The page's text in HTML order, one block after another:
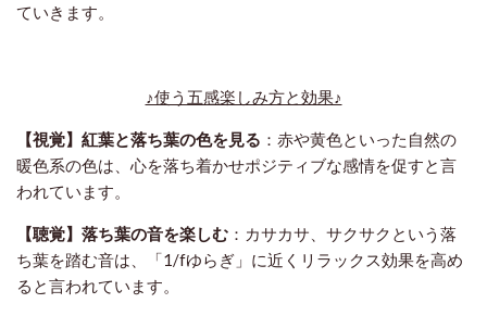
ていきます。
♪使う五感楽しみ方と効果♪
【視覚】 紅葉と落ち葉の色を見る ：赤や黄色といった自然の
暖色系の色は、心を落ち着かせポジティブな感情を促すと言
われています。
【聴覚】 落ち葉の音を楽しむ ：カサカサ、サクサクという落
ち葉を踏む音は、「1/fゆらぎ」に近くリラックス効果を高め
ると言われています。